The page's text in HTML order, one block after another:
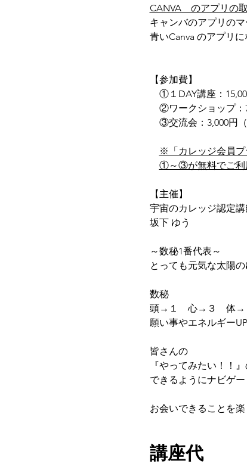
CANVA　のアプリの
キャンバのアプリの
青いCanva のアプリに
【参加費】
①１DAY講座：
②ワークショップ：
③交流会：3,000円（
※「カレッジ会員プ
①～③が無料でご利
【主催】
宇宙のカレッジ認
坂下 ゆう
～数秘1番代表～
とっても元気な太陽の
数秘
頭→１　心→３　体→
願い事やエネルギー
皆さんの
『やってみたい！！
できるようにナビゲー
お会いできることを楽
講座代